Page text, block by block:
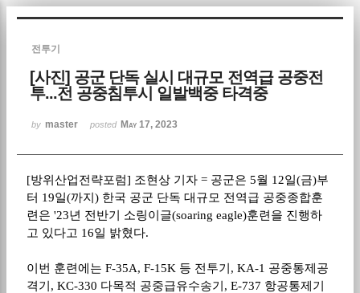
전투기
[사진] 공군 단독 실시 대규모 전역급 공중전
투...전 공중침투시 일발백중 타격중
by master posted May 17, 2023
[방위산업전략포럼] 조현상 기자 = 공군은 5월 12일(금)부
터 19일(까지) 한국 공군 단독 대규모 전역급 공중종합훈
련은 '23년 전반기 소링이글(soaring eagle)훈련을 진행하
고 있다고 16일 밝혔다.
이번 훈련에는 F-35A, F-15K 등 전투기, KA-1 공중통제공
격기, KC-330 다목적 공중급유수송기, E-737 항공통제기
Sketchbook5, 스케치북5
Sketchbook5, 스케치북5